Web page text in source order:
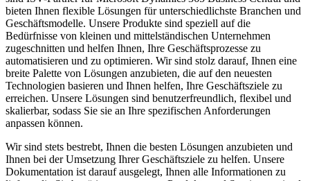
bieten Ihnen flexible Lösungen für unterschiedlichste Branchen und
Geschäftsmodelle. Unsere Produkte sind speziell auf die
Bedürfnisse von kleinen und mittelständischen Unternehmen
zugeschnitten und helfen Ihnen, Ihre Geschäftsprozesse zu
automatisieren und zu optimieren. Wir sind stolz darauf, Ihnen eine
breite Palette von Lösungen anzubieten, die auf den neuesten
Technologien basieren und Ihnen helfen, Ihre Geschäftsziele zu
erreichen. Unsere Lösungen sind benutzerfreundlich, flexibel und
skalierbar, sodass Sie sie an Ihre spezifischen Anforderungen
anpassen können.
Wir sind stets bestrebt, Ihnen die besten Lösungen anzubieten und
Ihnen bei der Umsetzung Ihrer Geschäftsziele zu helfen. Unsere
Dokumentation ist darauf ausgelegt, Ihnen alle Informationen zu